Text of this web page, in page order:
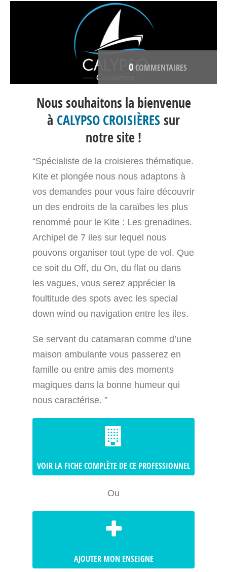
0COMMENTAIRES
Nous souhaitons la bienvenue
à CALYPSO CROISIÈRES sur
notre site !
“Spécialiste de la croisieres thématique.
Kite et plongée nous nous adaptons à
vos demandes pour vous faire découvrir
un des endroits de la caraïbes les plus
renommé pour le Kite : Les grenadines.
Archipel de 7 iles sur lequel nous
pouvons organiser tout type de vol. Que
ce soit du Off, du On, du flat ou dans
les vagues, vous serez apprécier la
foultitude des spots avec les special
down wind ou navigation entre les iles.
Se servant du catamaran comme d’une
maison ambulante vous passerez en
famille ou entre amis des moments
magiques dans la bonne humeur qui
nous caractérise. ”
VOIR LA FICHE COMPLÈTE DE CE PROFESSIONNEL
Ou
AJOUTER MON ENSEIGNE